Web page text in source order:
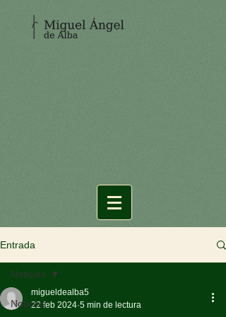
Entrada
Noticias
Noticias
migueldealba5
22 feb 2024 5 min de lectura